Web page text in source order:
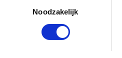
Noodzakelijk